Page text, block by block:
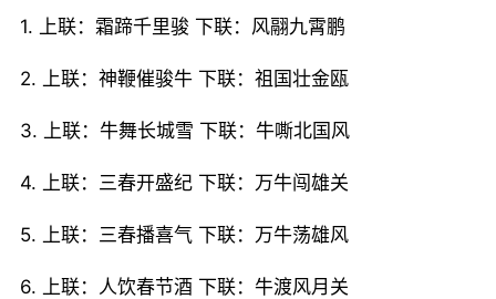
1. 上联：霜蹄千里骏 下联：风翮九霄鹏
2. 上联：神鞭催骏牛 下联：祖国壮金瓯
3. 上联：牛舞长城雪 下联：牛嘶北国风
4. 上联：三春开盛纪 下联：万牛闯雄关
5. 上联：三春播喜气 下联：万牛荡雄风
6. 上联：人饮春节酒 下联：牛渡风月关